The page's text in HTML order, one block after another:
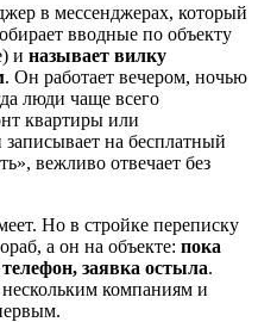
в мессенджерах, который
вводные по объекту
и называет вилку
. Он работает вечером, ночью
люди чаще всего
квартиры или
на бесплатный
вежливо отвечает без
Но в стройке переписку
а он на объекте: пока
заявка остыла.
компаниям и